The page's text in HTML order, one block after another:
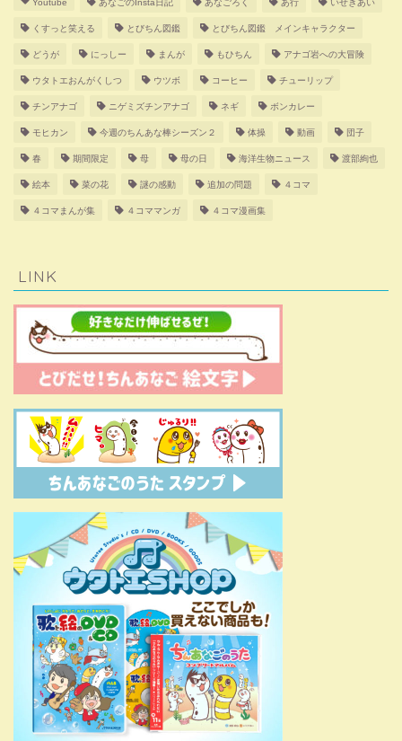
Youtube あなごのInsta日記 あなごろく あ行 いせきあい
くすっと笑える とびちん図鑑 とびちん図鑑 メインキャラクター
どうが にっしー まんが もひちん アナゴ岩への大冒険
ウタトエおんがくしつ ウツボ コーヒー チューリップ
チンアナゴ ニゲミズチンアナゴ ネギ ボンカレー
モヒカン 今週のちんあな棒シーズン２ 体操 動画 団子
春 期間限定 母 母の日 海洋生物ニュース 渡部絢也
絵本 菜の花 謎の感動 追加の問題 ４コマ
４コマまんが集 ４コママンガ ４コマ漫画集
LINK